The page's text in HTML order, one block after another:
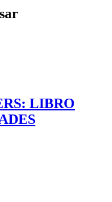
LIBRO